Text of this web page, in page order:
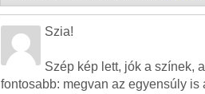
Szia!
Szép kép lett, jók a színek,
fontosabb: megvan az egyensúly is